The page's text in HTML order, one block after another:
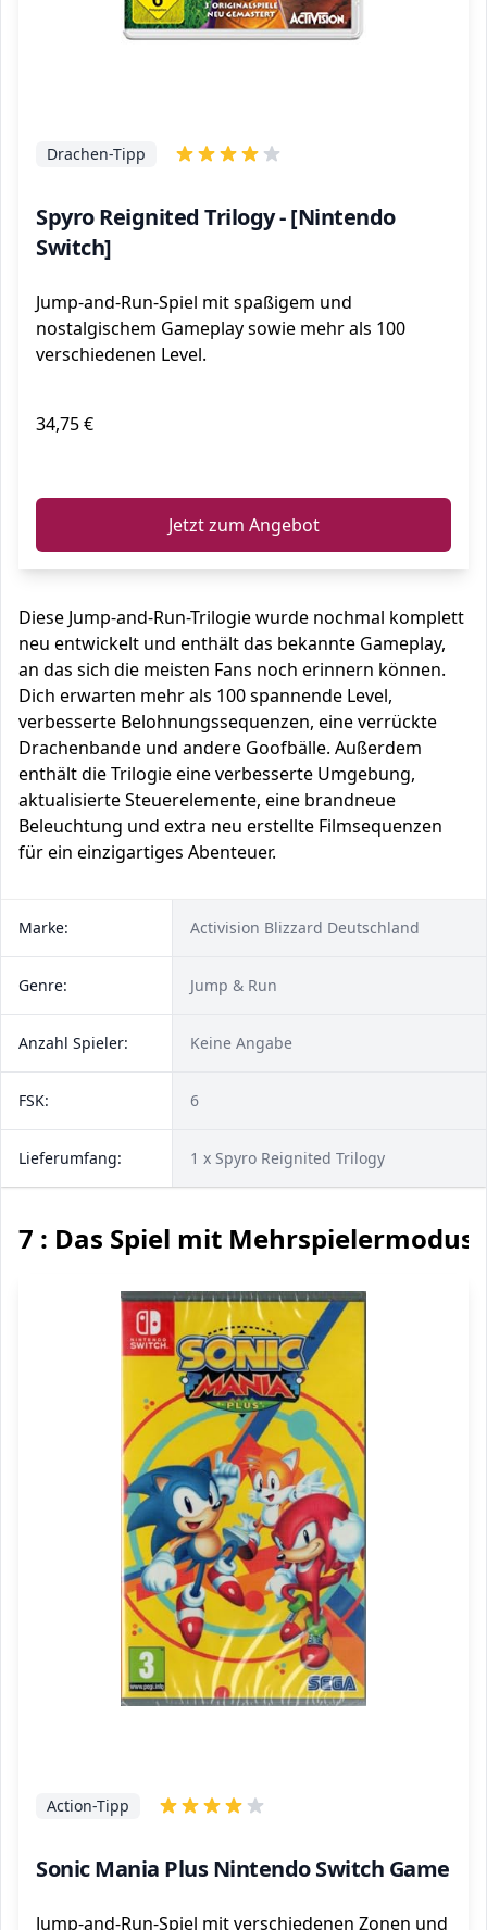
Spyro Reignited Trilogy - [Nintendo
Switch]
Drachen-Tipp
Jump-and-Run-Spiel mit spaßigem und
nostalgischem Gameplay sowie mehr als 100
verschiedenen Level.
34,75 €
Jetzt zum Angebot
Diese Jump-and-Run-Trilogie wurde nochmal komplett
neu entwickelt und enthält das bekannte Gameplay,
an das sich die meisten Fans noch erinnern können.
Dich erwarten mehr als 100 spannende Level,
verbesserte Belohnungssequenzen, eine verrückte
Drachenbande und andere Goofbälle. Außerdem
enthält die Trilogie eine verbesserte Umgebung,
aktualisierte Steuerelemente, eine brandneue
Beleuchtung und extra neu erstellte Filmsequenzen
für ein einzigartiges Abenteuer.
Marke: Activision Blizzard Deutschland
Genre: Jump & Run
Anzahl Spieler: Keine Angabe
FSK: 6
Lieferumfang: 1 x Spyro Reignited Trilogy
7 : Das Spiel mit Mehrspielermodus
Sonic Mania Plus Nintendo Switch Game
Action-Tipp
Jump-and-Run-Spiel mit verschiedenen Zonen und